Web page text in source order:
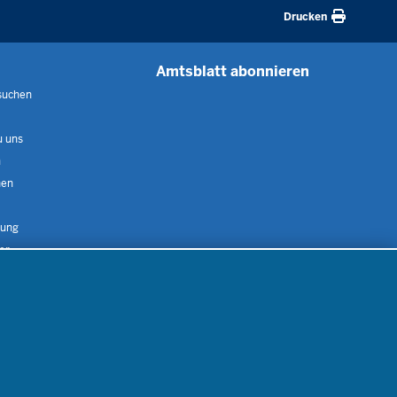
Drucken
uns
Amtsblatt abonnieren